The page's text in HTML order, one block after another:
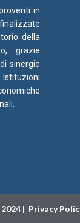
in
della
grazie
sinergie
2024 | Privacy